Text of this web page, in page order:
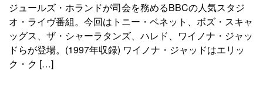
ジュールズ・ホランドが司会を務めるBBCの人気スタジ
オ・ライヴ番組。今回はトニー・ベネット、ボズ・スキャ
ッグス、ザ・シャーラタンズ、ハレド、ワイノナ・ジャッ
ドらが登場。(1997年収録) ワイノナ・ジャッドはエリッ
ク・ク […]